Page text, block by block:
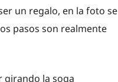
un regalo, en la foto se
pasos son realmente
girando la soga